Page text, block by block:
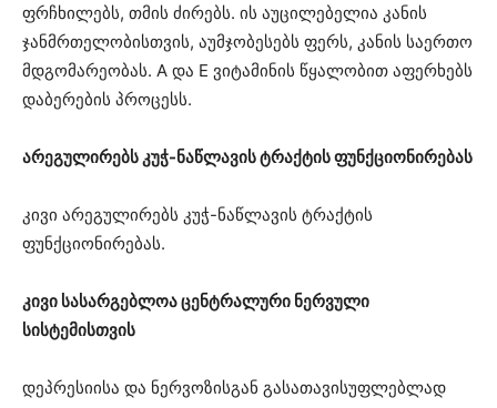
ფრჩხილებს, თმის ძირებს. ის აუცილებელია კანის
ჯანმრთელობისთვის, აუმჯობესებს ფერს, კანის საერთო
მდგომარეობას. A და E ვიტამინის წყალობით აფერხებს
დაბერების პროცესს.
არეგულირებს კუჭ-ნაწლავის ტრაქტის ფუნქციონირებას
კივი არეგულირებს კუჭ-ნაწლავის ტრაქტის
ფუნქციონირებას.
კივი სასარგებლოა ცენტრალური ნერვული
სისტემისთვის
დეპრესიისა და ნერვოზისგან გასათავისუფლებლად